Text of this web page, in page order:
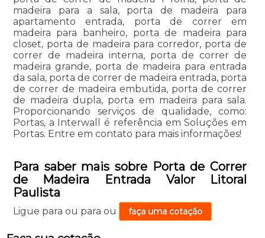
madeira para a sala, porta de madeira para
apartamento entrada, porta de correr em
madeira para banheiro, porta de madeira para
closet, porta de madeira para corredor, porta de
correr de madeira interna, porta de correr de
madeira grande, porta de madeira para entrada
da sala, porta de correr de madeira entrada, porta
de correr de madeira embutida, porta de correr
de madeira dupla, porta em madeira para sala.
Proporcionando serviços de qualidade, como:
Portas, a Interwall é referência em Soluções em
Portas. Entre em contato para mais informações!
Para saber mais sobre Porta de Correr
de Madeira Entrada Valor Litoral
Paulista
Ligue para ou para ou faça uma cotação